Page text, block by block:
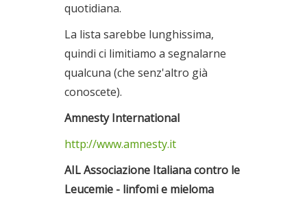
quotidiana.
La lista sarebbe lunghissima,
quindi ci limitiamo a segnalarne
qualcuna (che senz'altro già
conoscete).
Amnesty International
http://www.amnesty.it
AIL Associazione Italiana contro le
Leucemie - linfomi e mieloma